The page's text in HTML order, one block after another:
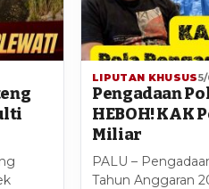
LIPUTAN KHUSUS
Pengadaan
HEBOH! KAK
Miliar
PALU –
Tahun Anggaran